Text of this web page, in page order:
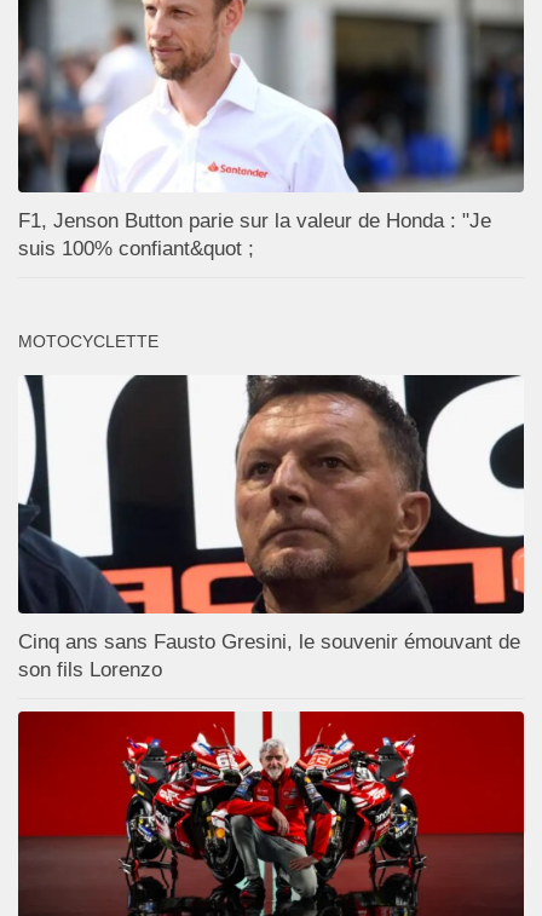
F1, Jenson Button parie sur la valeur de Honda : "Je
suis 100% confiant&quot ;
MOTOCYCLETTE
Cinq ans sans Fausto Gresini, le souvenir émouvant de
son fils Lorenzo